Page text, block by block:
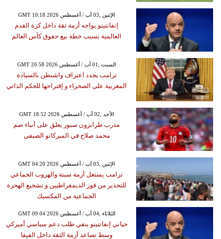
GMT 10:18 2026 الإثنين ,03 آب / أغسطس
إنفانتينو يواجه أزمة ثقة داخل كرة القدم
العالمية بسبب خطة بيع حقوق كأس العالم
GMT 20:58 2026 السبت ,01 آب / أغسطس
ترامب يجدد اعتراف واشنطن بالسيادة
المغربية على الصحراء و إقتراحها للحكم الذاتي
GMT 18:52 2026 الأحد ,02 آب / أغسطس
مدرب طرابزون سبور يعلق على أنباء ضم
محمد صلاح في الميركاتو الصيفي
GMT 04:20 2026 الإثنين ,03 آب / أغسطس
ترامب يستغل أزمة سبتة والهروب الجماعي
للتحذير من فوز الديمقراطيين و تشجيع الهحرة
الجماعية من المكسيك
GMT 09:04 2026 الثلاثاء ,04 آب / أغسطس
جياني إنفانتينو ينفي طلب دعم سياسي أميركي
وسط تصاعد أزمة الثقة داخل الفيفا